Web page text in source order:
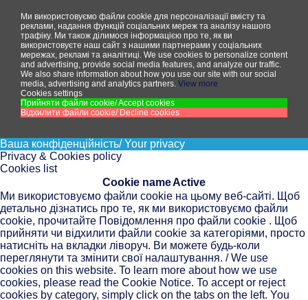
Ми використовуємо файли cookie для персоналізації вмісту та
реклами, надання функцій соціальних мереж та аналізу нашого
трафіку. Ми також ділимося інформацією про те, як ви
використовуєте наш сайт з нашими партнерами у соціальних
мережах, рекламі та аналітиці. We use cookies to personalize content
and advertising, provide social media features, and analyze our traffic.
We also share information about how you use our site with our social
media, advertising and analytics partners. View more
Cookies settings
Прийняти файли cookie/ Accept cookies
Відхилити файли cookie/ Decline cookies
Ваша конфіденційність/ Your privacy
Privacy & Cookies policy
Cookies list
Cookie nameActive
Ми використовуємо файли cookie на цьому веб-сайті. Щоб
детально дізнатись про те, як ми використовуємо файли
cookie, прочитайте Повідомлення про файли cookie . Щоб
прийняти чи відхилити файли cookie за категоріями, просто
натисніть на вкладки ліворуч. Ви можете будь-коли
переглянути та змінити свої налаштування. / We use
cookies on this website. To learn more about how we use
cookies, please read the Cookie Notice. To accept or reject
cookies by category, simply click on the tabs on the left. You